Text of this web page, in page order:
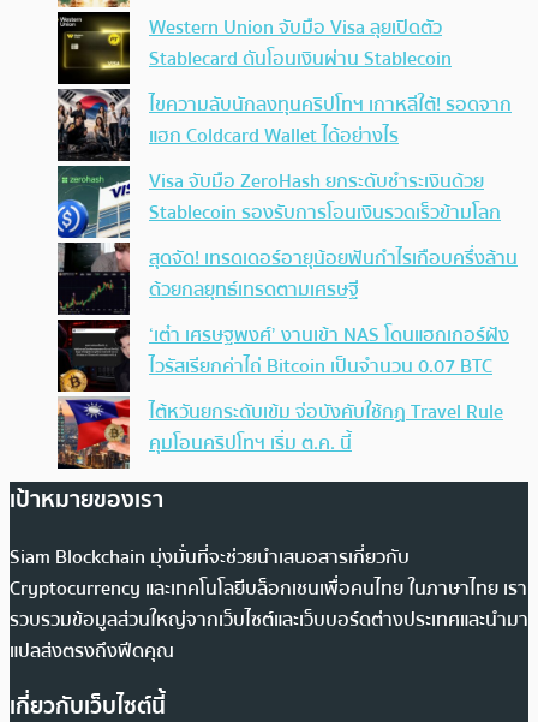
Western Union จับมือ Visa ลุยเปิดตัว
Stablecard ดันโอนเงินผ่าน Stablecoin
ไขความลับนักลงทุนคริปโทฯ เกาหลีใต้! รอดจาก
แฮก Coldcard Wallet ได้อย่างไร
Visa จับมือ ZeroHash ยกระดับชำระเงินด้วย
Stablecoin รองรับการโอนเงินรวดเร็วข้ามโลก
สุดจัด! เทรดเดอร์อายุน้อยฟันกำไรเกือบครึ่งล้าน
ด้วยกลยุทธ์เทรดตามเศรษฐี
‘เต๋า เศรษฐพงศ์’ งานเข้า NAS โดนแฮกเกอร์ฝัง
ไวรัสเรียกค่าไถ่ Bitcoin เป็นจำนวน 0.07 BTC
ไต้หวันยกระดับเข้ม จ่อบังคับใช้กฏ Travel Rule
คุมโอนคริปโทฯ เริ่ม ต.ค. นี้
เป้าหมายของเรา
Siam Blockchain มุ่งมั่นที่จะช่วยนำเสนอสารเกี่ยวกับ
Cryptocurrency และเทคโนโลยีบล็อกเชนเพื่อคนไทย ในภาษาไทย เรา
รวบรวมข้อมูลส่วนใหญ่จากเว็บไซต์และเว็บบอร์ดต่างประเทศและนำมา
แปลส่งตรงถึงฟีดคุณ
เกี่ยวกับเว็บไซต์นี้